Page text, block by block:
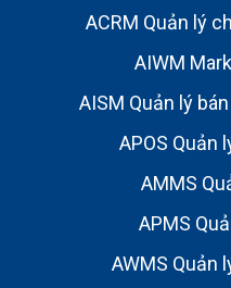
ACRM Quản lý
AIWM
AISM Quản lý
APOS Quản
AMMS
APMS
AWMS Quản